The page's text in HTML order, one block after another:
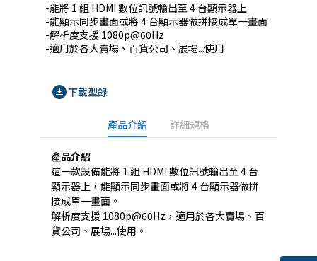
-能將 1 組 HDMI 數位訊號輸出至 4 台顯示器上
-能顯示同步畫面或將 4 台顯示器做拼接成單一畫面
-解析度支援 1080p@60Hz
download_for_offline下載型錄
產品介紹 詳細規格
產品介紹
這一款設備能將 1 組 HDMI 數位訊號輸出至 4 台
顯示器上，能顯示同步畫面或將 4 台顯示器做拼
接成單一畫面。
解析度支援 1080p@60Hz，適用於各大賣場、百
貨公司、展場...使用。